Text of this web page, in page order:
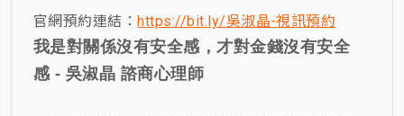
官網預約連結：https://bit.ly/吳淑晶-視訊預約
我是對關係沒有安全感，才對金錢沒有安全
感- 吳淑晶 諮商心理師